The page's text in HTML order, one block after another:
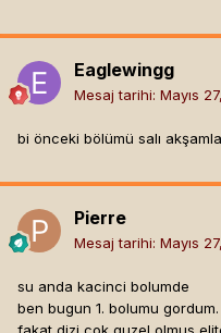
Eaglewingg
Mesaj tarihi: Mayıs
bi önceki bölümü salı
Pierre
Mesaj tarihi: Mayıs
su anda kacinci bolumde
ben bugun 1. bolumu gordum.
fakat dizi cok guzel olmus